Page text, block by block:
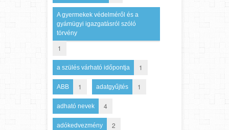
A gyermekek védelméről és a
gyámügyi igazgatásról szóló
törvény
1
a szülés várható időpontja 1
ABB 1 adatgyűjtés 1
adható nevek 4
adókedvezmény 2